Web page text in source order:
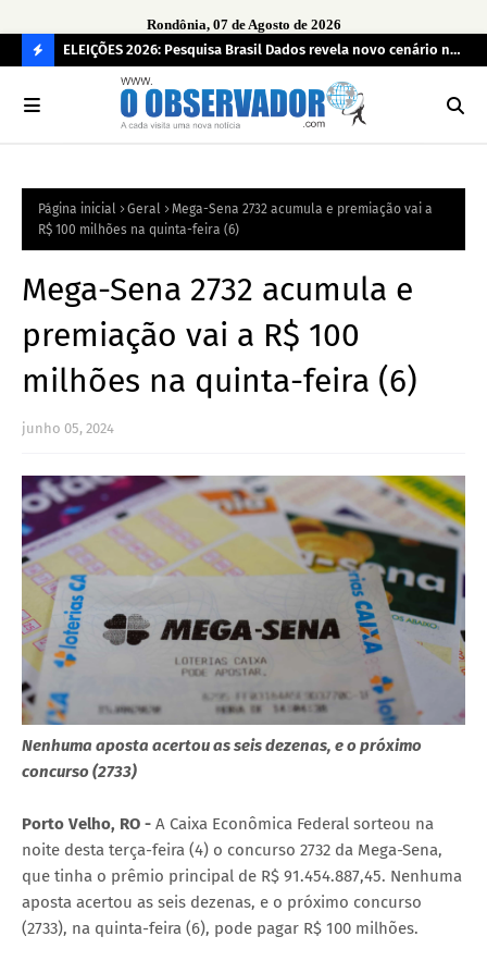
Rondônia, 07 de Agosto de 2026
O
R
mais
ELEIÇÕES 2026: Pesquisa Brasil Dados revela novo cenário na
disputa pelo Governo de Rondônia
Página inicial Geral
Mega-Sena 2732 acumula e premiação vai a
R$ 100 milhões na quinta-feira (6)
Mega-Sena 2732 acumula e
premiação vai a R$ 100
milhões na quinta-feira (6)
junho 05, 2024
Nenhuma aposta acertou as seis dezenas, e o próximo
concurso (2733)
Porto Velho, RO - A Caixa Econômica Federal sorteou na
noite desta terça-feira (4) o concurso 2732 da Mega-Sena,
que tinha o prêmio principal de R$ 91.454.887,45. Nenhuma
aposta acertou as seis dezenas, e o próximo concurso
(2733), na quinta-feira (6), pode pagar R$ 100 milhões.